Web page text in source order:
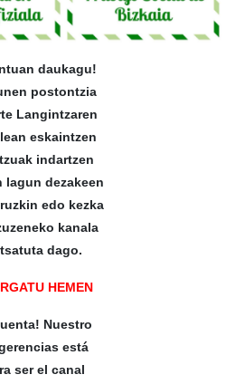
daukagu!
postontzia
Langintzaren
eskaintzen
indartzen
lagun dezakeen
edo kezka
kanala
dago.
HEMEN
Nuestro
está
ser el canal